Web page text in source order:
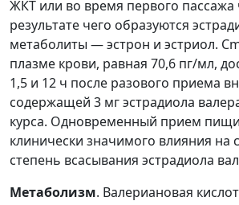
ЖКТ или во время первого пассажа
результате чего образуются
метаболиты — эстрон и эстриол.
плазме крови, равная 70,6 пг/мл,
1,5 и 12 ч после разового приема
содержащей 3 мг эстрадиола
курса. Одновременный прием
клинически значимого влияния на
степень всасывания эстрадиола
Метаболизм. Валериановая